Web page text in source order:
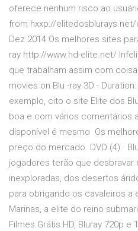
oferece nenhum risco ao
from hxxp://
Dez 2014 Os melhores sites
ray http://www.hd-elite.net/
que trabalham assim com
movies on Blu -ray 3D -
exemplo, cito o site Elite dos
boa e com vários comentários
disponível é mesmo Os
preço do mercado. DVD (4) ·
jogadores terão que
inexploradas, dos desertos
para obrigando os cavaleiros a
Marinas, a elite do reino
Filmes Grátis HD, Bluray 720p